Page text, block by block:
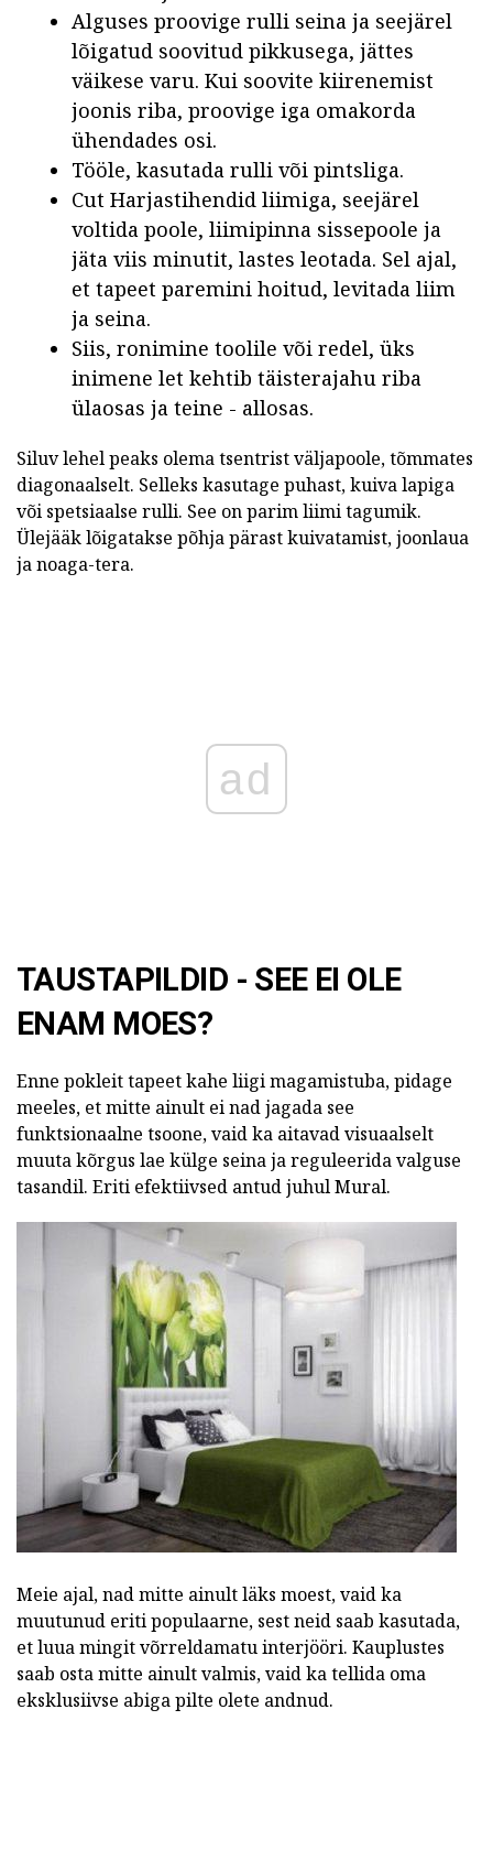
Alguses proovige rulli seina ja seejärel
lõigatud soovitud pikkusega, jättes
väikese varu. Kui soovite kiirenemist
joonis riba, proovige iga omakorda
ühendades osi.
Tööle, kasutada rulli või pintsliga.
Cut Harjastihendid liimiga, seejärel
voltida poole, liimipinna sissepoole ja
jäta viis minutit, lastes leotada. Sel ajal,
et tapeet paremini hoitud, levitada liim
ja seina.
Siis, ronimine toolile või redel, üks
inimene let kehtib täisterajahu riba
ülaosas ja teine - allosas.
Siluv lehel peaks olema tsentrist väljapoole, tõmmates
diagonaalselt. Selleks kasutage puhast, kuiva lapiga
või spetsiaalse rulli. See on parim liimi tagumik.
Ülejääk lõigatakse põhja pärast kuivatamist, joonlaua
ja noaga-tera.
ad
TAUSTAPILDID - SEE EI OLE
ENAM MOES?
Enne pokleit tapeet kahe liigi magamistuba, pidage
meeles, et mitte ainult ei nad jagada see
funktsionaalne tsoone, vaid ka aitavad visuaalselt
muuta kõrgus lae külge seina ja reguleerida valguse
tasandil. Eriti efektiivsed antud juhul Mural.
Meie ajal, nad mitte ainult läks moest, vaid ka
muutunud eriti populaarne, sest neid saab kasutada,
et luua mingit võrreldamatu interjööri. Kauplustes
saab osta mitte ainult valmis, vaid ka tellida oma
eksklusiivse abiga pilte olete andnud.